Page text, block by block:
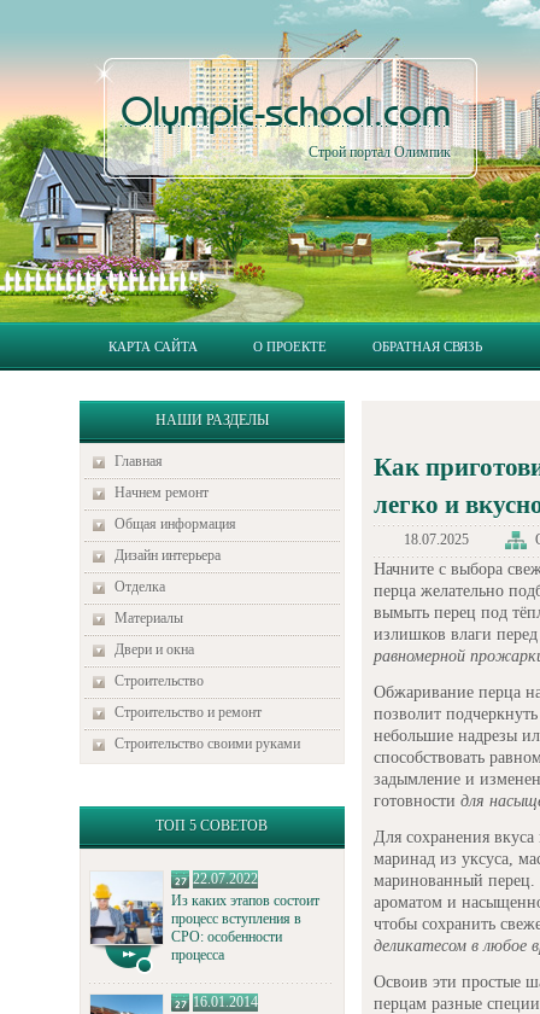
Olympic-school.com
Строй портал Олимпик
КАРТА САЙТА О ПРОЕКТЕ ОБРАТНАЯ СВЯЗЬ
НАШИ РАЗДЕЛЫ
Главная
Начнем ремонт
Общая информация
Дизайн интерьера
Отделка
Материалы
Двери и окна
Строительство
Строительство и ремонт
Строительство своими руками
ТОП 5 СОВЕТОВ
22.07.2022
Из каких этапов состоит
процесс вступления в
СРО: особенности
процесса
16.01.2014
Как
легко и
18.07.2025
Начните с выбора
перца желательно
вымыть перец под
излишков влаги
равномерной
Обжаривание перца
позволит
небольшие надрезы
способствовать
задымление и
готовности для
Для сохранения
маринад из уксуса,
маринованный перец.
ароматом и
чтобы сохранить
деликатесом в любое
Освоив эти простые
перцам разные